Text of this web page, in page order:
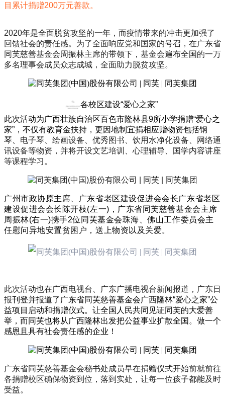
目累计捐赠200万元善款。
2020年是全面脱贫攻坚的一年，而疫情带来的冲击更加强了
回馈社会的责任感。为了全面响应党和国家的号召，在广东省
同芙慈善基金会周振林主席的带领下，基金会遍布全国的一万
多名理事会成员众志成城，全面助力脱贫攻坚。
各校区建设“爱心之家”
此次活动为广西壮族自治区百色市隆林县9所小学捐赠“爱心之
家”，不仅有教育金扶持，更因地制宜捐相应赠物资包括钢
琴、 电子琴、绘画设备、优秀图书、饮用水净化设备、网络通
讯设备等物资，并将开设文艺培训、心理辅导、国学内容讲座
等课程学习。
广州市政协原主席、广东省老区建设促进会会长广东省老区
建设促进会会长陈开枝(左一)，广东省同芙慈善基金会主席
周振林(右一)携手2位同芙基金会珠海、佛山工作委员会主
任慰问异地安置贫困户，送上物资以及关爱。
此次活动也在广西电视台、广东广播电视台新闻报道，广东日
报刊登并报道了广东省同芙慈善基金会广西隆林“爱心之家”公
益项目启动和捐赠仪式。让全国人民共同见证同芙的大爱善
举，而同芙也将从广西隆林出发把公益事业扩散全国。做一个
感恩且具有社会责任感的企业！
广东省同芙慈善基金会秘书处成员早在捐赠仪式开始前就前往
各捐赠校区确保物资到位，落到实处，让每一位孩子都能及时
受益。